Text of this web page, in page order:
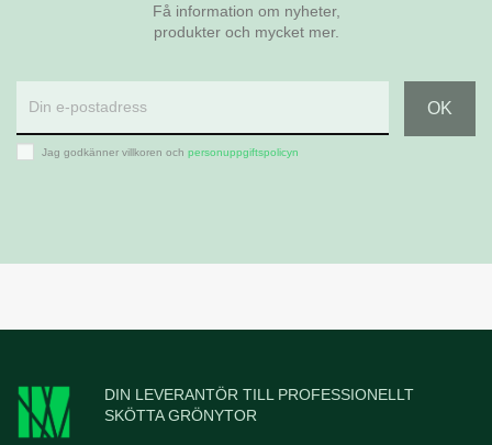
Få information om nyheter,
produkter och mycket mer.
Jag godkänner villkoren och personuppgiftspolicyn
DIN LEVERANTÖR TILL PROFESSIONELLT
SKÖTTA GRÖNYTOR